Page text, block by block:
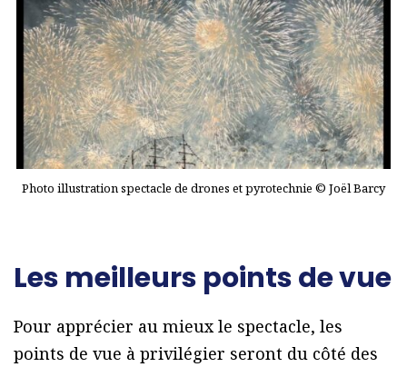
Photo illustration spectacle de drones et pyrotechnie © Joël Barcy
Les meilleurs points de vue
Pour apprécier au mieux le spectacle, les
points de vue à privilégier seront du côté des